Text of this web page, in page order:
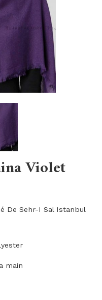
Violet
De Sehr-I Sal Istanbul
main